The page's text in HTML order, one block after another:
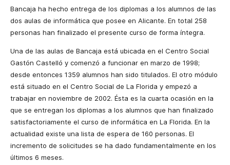
Bancaja ha hecho entrega de los diplomas a los alumnos de las
dos aulas de informática que posee en Alicante. En total 258
personas han finalizado el presente curso de forma íntegra.
Una de las aulas de Bancaja está ubicada en el Centro Social
Gastón Castelló y comenzó a funcionar en marzo de 1998;
desde entonces 1359 alumnos han sido titulados. El otro módulo
está situado en el Centro Social de La Florida y empezó a
trabajar en noviembre de 2002. Ésta es la cuarta ocasión en la
que se entregan los diplomas a los alumnos que han finalizado
satisfactoriamente el curso de informática en La Florida. En la
actualidad existe una lista de espera de 160 personas. El
incremento de solicitudes se ha dado fundamentalmente en los
últimos 6 meses.